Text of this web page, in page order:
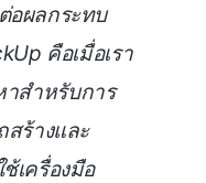
อผลกระทบ
คือเมื่อเรา
าสำหรับการ
สร้างและ
เครื่องมือ